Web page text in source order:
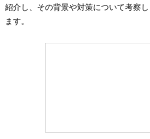
紹介し、その背景や対策について考察し
ます。